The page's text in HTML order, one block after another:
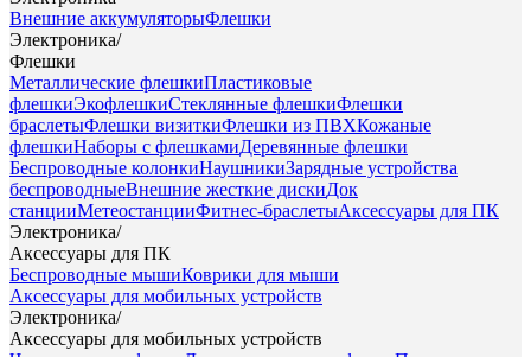
Внешние аккумуляторыФлешки
Электроника/
Флешки
Металлические флешкиПластиковые
флешкиЭкофлешкиСтеклянные флешкиФлешки
браслетыФлешки визиткиФлешки из ПВХКожаные
флешкиНаборы с флешкамиДеревянные флешки
Беспроводные колонкиНаушникиЗарядные устройства
беспроводныеВнешние жесткие дискиДок
станцииМетеостанцииФитнес-браслетыАксессуары для ПК
Электроника/
Аксессуары для ПК
Беспроводные мышиКоврики для мыши
Аксессуары для мобильных устройств
Электроника/
Аксессуары для мобильных устройств